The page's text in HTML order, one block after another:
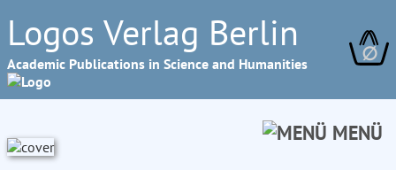
Logos Verlag Berlin
Academic Publications in Science and Humanities ∅
MENÜ